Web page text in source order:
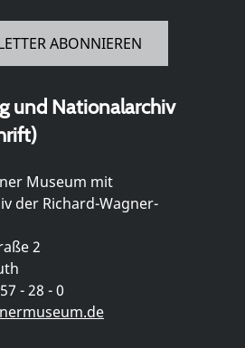
ABONNIEREN
und Nationalarchiv
Museum mit
der Richard-Wagner-
2
- 28 - 0